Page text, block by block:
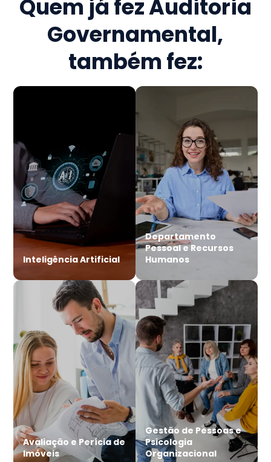
Quem já fezAuditoria
Governamental,
também fez:
Inteligência Artificial
Departamento
Pessoal e Recursos
Humanos
Avaliação e Perícia de
Imóveis
Gestão de Pessoas e
Psicologia
Organizacional